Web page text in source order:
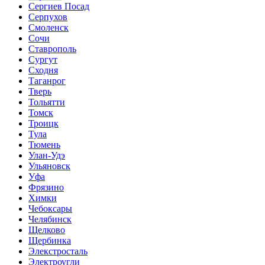
Сергиев Посад
Серпухов
Смоленск
Сочи
Ставрополь
Сургут
Сходня
Таганрог
Тверь
Тольятти
Томск
Троицк
Тула
Тюмень
Улан-Удэ
Ульяновск
Уфа
Фрязино
Химки
Чебоксары
Челябинск
Щелково
Щербинка
Элекстросталь
Электроугли